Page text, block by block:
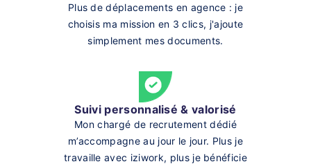
Plus de déplacements en agence : je
choisis ma mission en 3 clics, j'ajoute
simplement mes documents.
Suivi personnalisé & valorisé
Mon chargé de recrutement dédié
m’accompagne au jour le jour. Plus je
travaille avec iziwork, plus je bénéficie